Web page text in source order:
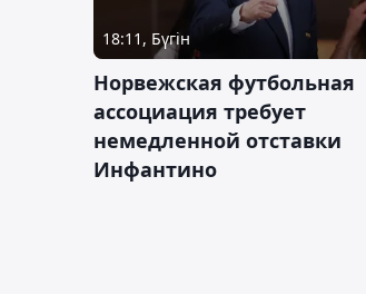
18:11, Бүгін
Норвежская футбольная
ассоциация требует
немедленной отставки
Инфантино